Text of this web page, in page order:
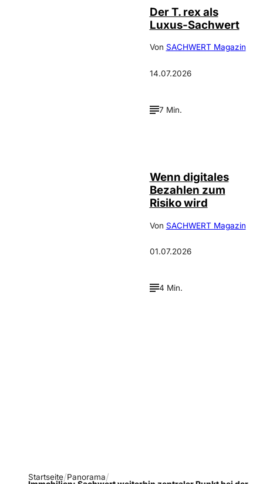
Der T. rex als
Luxus-Sachwert
Von SACHWERT Magazin
14.07.2026
7 Min.
Wenn digitales
Bezahlen zum
Risiko wird
Von SACHWERT Magazin
01.07.2026
4 Min.
Startseite Panorama